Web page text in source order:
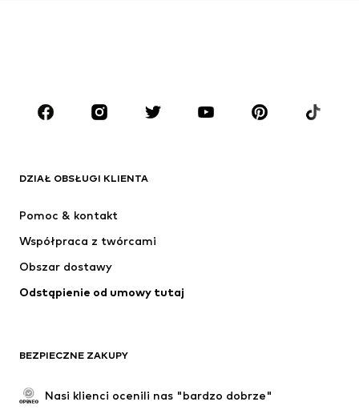
MARKI
Next
ADIDAS PERFORMANCE
DZIAŁ OBSŁUGI KLIENTA
Pomoc & kontakt
Współpraca z twórcami
Obszar dostawy
Odstąpienie od umowy tutaj
BEZPIECZNE ZAKUPY
Nasi klienci ocenili nas "bardzo dobrze"